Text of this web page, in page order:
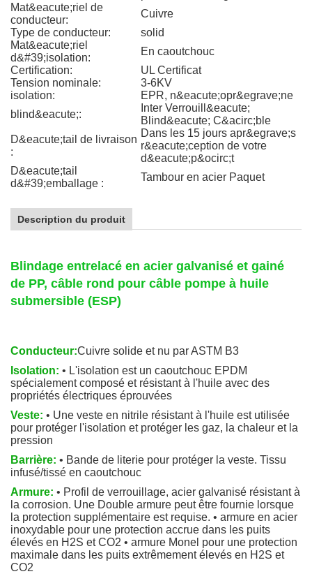
Mat&eacute;riel de
conducteur:
Cuivre
Type de conducteur:
solid
Mat&eacute;riel
d&#39;isolation:
En caoutchouc
Certification:
UL Certificat
Tension nominale:
3-6KV
isolation:
EPR, n&eacute;opr&egrave;ne
blind&eacute;:
Inter Verrouill&eacute;
Blind&eacute; C&acirc;ble
D&eacute;tail de livraison
:
Dans les 15 jours apr&egrave;s
r&eacute;ception de votre
d&eacute;p&ocirc;t
D&eacute;tail
d&#39;emballage :
Tambour en acier Paquet
Description du produit
Blindage entrelacé en acier galvanisé et gainé
de PP, câble rond pour câble pompe à huile
submersible (ESP)
Conducteur:Cuivre solide et nu par ASTM B3
Isolation: • L'isolation est un caoutchouc EPDM
spécialement composé et résistant à l'huile avec des
propriétés électriques éprouvées
Veste: • Une veste en nitrile résistant à l'huile est utilisée
pour protéger l'isolation et protéger les gaz, la chaleur et la
pression
Barrière: • Bande de literie pour protéger la veste. Tissu
infusé/tissé en caoutchouc
Armure: • Profil de verrouillage, acier galvanisé résistant à
la corrosion. Une Double armure peut être fournie lorsque
la protection supplémentaire est requise. • armure en acier
inoxydable pour une protection accrue dans les puits
élevés en H2S et CO2 • armure Monel pour une protection
maximale dans les puits extrêmement élevés en H2S et
CO2